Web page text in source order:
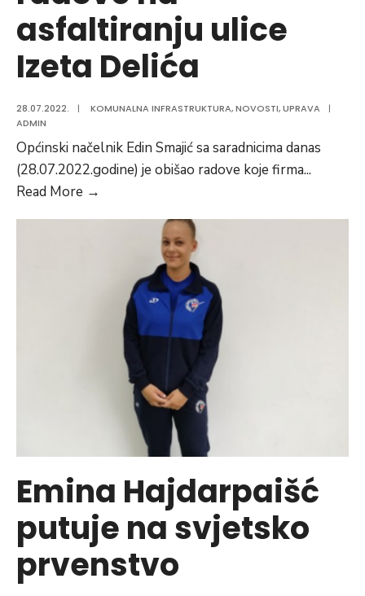
asfaltiranju ulice
Izeta Delića
28.07.2022. | KOMUNALNA INFRASTRUKTURA,NOVOSTI,UPRAVA
|
ADMIN
Općinski načelnik Edin Smajić sa saradnicima danas
(28.07.2022.godine) je obišao radove koje firma...
Read More →
radove
asfaltiranju
ulice
Izeta
Delića
Emina Hajdarpaišć
putuje na svjetsko
prvenstvo